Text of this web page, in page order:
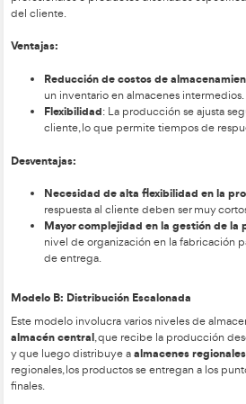
Disponibilidad del producto
Fiabilidad en los plazos de
El objetivo principal es mejorar la
servicio, asegurando que se
proveedores del mercado.
El servicio logístico siempre tiene
necesaria para aumentar o
de vista económico, la
mayores costos de
embargo, los costos del transporte
simples y el uso de vehículos
proceso.
Búsqueda del Óptimo Económico